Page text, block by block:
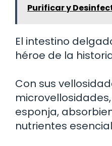
Purificar y
El intestino
héroe de la
Con sus
esponja,
nutrientes